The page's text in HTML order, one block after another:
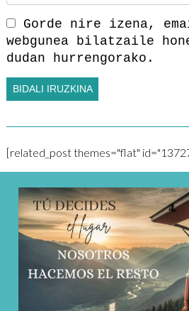
Gorde nire izena,
webgunea bilatzaile
dudan hurrengorako.
[related_post themes="flat"